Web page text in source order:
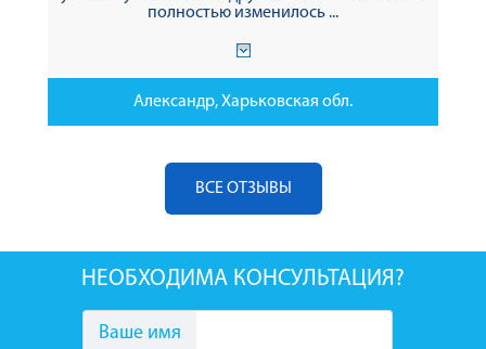
полностью изменилось ...
Александр, Харьковская обл.
ВСЕ ОТЗЫВЫ
НЕОБХОДИМА КОНСУЛЬТАЦИЯ?
Ваше имя